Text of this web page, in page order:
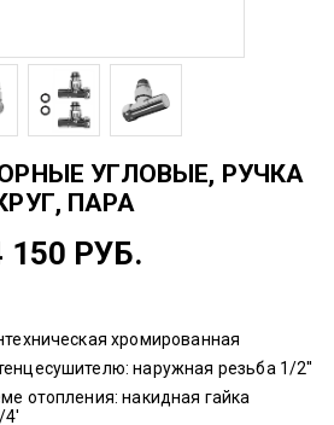
УГЛОВЫЕ, РУЧКА
ПАРА
150 РУБ.
хромированная
наружная резьба 1/2''
отопления: накидная гайка
4'